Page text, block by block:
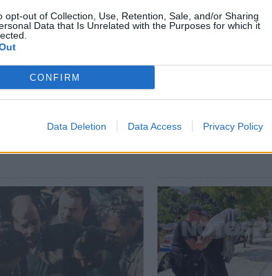
opt-out of Collection, Use, Retention, Sale, and/or Sharing
Data that Is Unrelated with the Purposes for which it
CONFIRM
Data Deletion Data Access Privacy Policy
και μάθετε πρώτοι
ΠΥΡΓΟΥ ΘΑΝΑΤΟΣ ΜΑΡΙΑ ΠΛΑΣΤΟΥΡΓΟΥ